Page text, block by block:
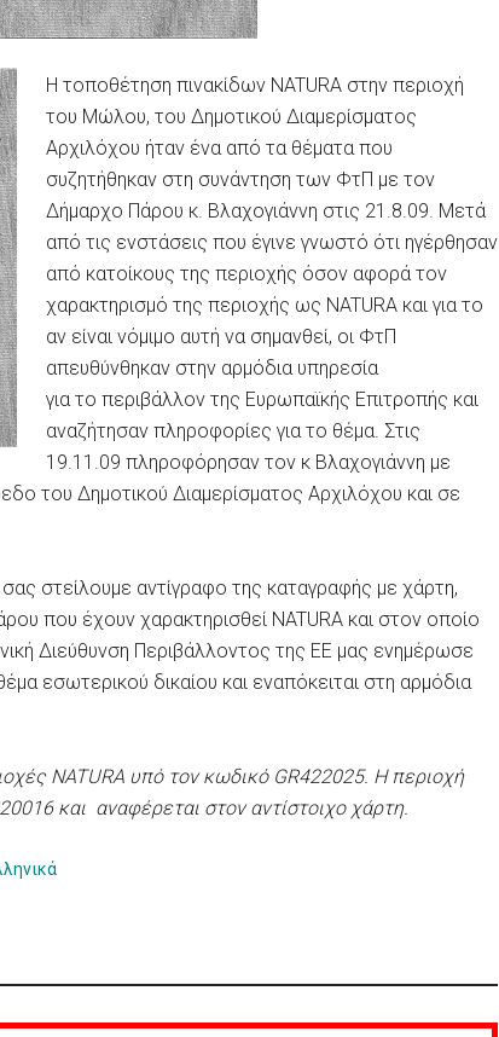
Η τοποθέτηση πινακίδων NATURA στην περιοχή
του Μώλου, του Δημοτικού Διαμερίσματος
Αρχιλόχου ήταν ένα από τα θέματα που
συζητήθηκαν στη συνάντηση των ΦτΠ με τον
Δήμαρχο Πάρου κ. Βλαχογιάννη στις 21.8.09. Μετά
από τις ενστάσεις που έγινε γνωστό ότι ηγέρθησαν
από κατοίκους της περιοχής όσον αφορά τον
χαρακτηρισμό της περιοχής ως NATURA και για το
αν είναι νόμιμο αυτή να σημανθεί, οι ΦτΠ
απευθύνθηκαν στην αρμόδια υπηρεσία
για το περιβάλλον της Ευρωπαϊκής Επιτροπής και
αναζήτησαν πληροφορίες για το θέμα. Στις
19.11.09 πληροφόρησαν τον κ Βλαχογιάννη με
του Δημοτικού Διαμερίσματος Αρχιλόχου και σε
στείλουμε αντίγραφο της καταγραφής με χάρτη,
που έχουν χαρακτηρισθεί NATURA και στον οποίο
Διεύθυνση Περιβάλλοντος της ΕΕ μας ενημέρωσε
εσωτερικού δικαίου και εναπόκειται στη αρμόδια
NATURA υπό τον κωδικό GR422025. Η περιοχή
και αναφέρεται στον αντίστοιχο χάρτη.